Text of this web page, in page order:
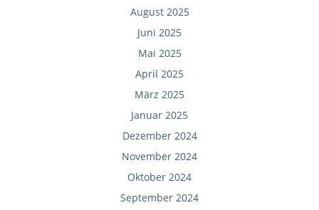
August 2025
Juni 2025
Mai 2025
April 2025
März 2025
Januar 2025
Dezember 2024
November 2024
Oktober 2024
September 2024